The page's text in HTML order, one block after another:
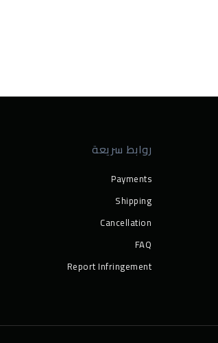
روابط سريعة
Payments
Shipping
Cancellation
FAQ
Report Infringement